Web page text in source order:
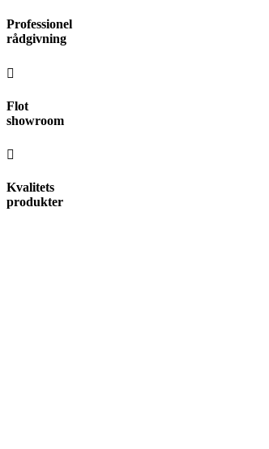
Videre
til
Professionel
rådgivning
Flot
showroom
Kvalitets
produkter